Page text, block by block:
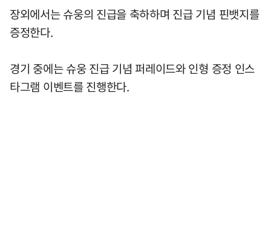
장외에서는 슈웅의 진급을 축하하며 진급 기념 핀뱃지를
증정한다.
경기 중에는 슈웅 진급 기념 퍼레이드와 인형 증정 인스
타그램 이벤트를 진행한다.